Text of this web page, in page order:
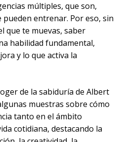
múltiples, que son,
pueden entrenar. Por eso, sin
que te muevas, saber
habilidad fundamental,
y lo que activa la
de la sabiduría de Albert
muestras sobre cómo
tanto en el ámbito
cotidiana, destacando la